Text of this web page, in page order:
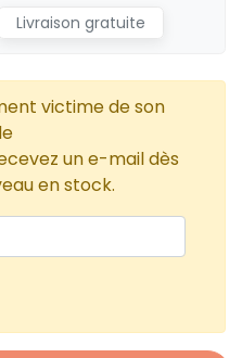
Livraison gratuite
victime de son
un e-mail dès
en stock.